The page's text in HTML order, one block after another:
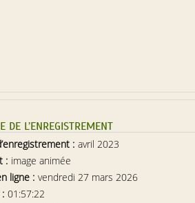
DE L’ENREGISTREMENT
: avril 2023
: image animée
ligne : vendredi 27 mars 2026
01:57:22